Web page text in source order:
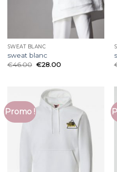
SWEAT BLANC
sweat blanc
€46.00 €28.00
Promo !